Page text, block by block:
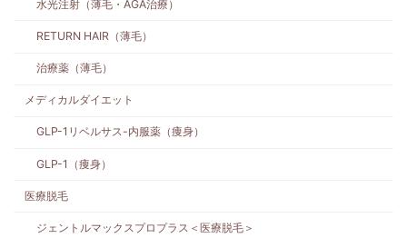
水光注射（薄毛・AGA治療）
RETURN HAIR（薄毛）
治療薬（薄毛）
メディカルダイエット
GLP-1リベルサス-内服薬（痩身）
GLP-1（痩身）
医療脱毛
ジェントルマックスプロプラス＜医療脱毛＞